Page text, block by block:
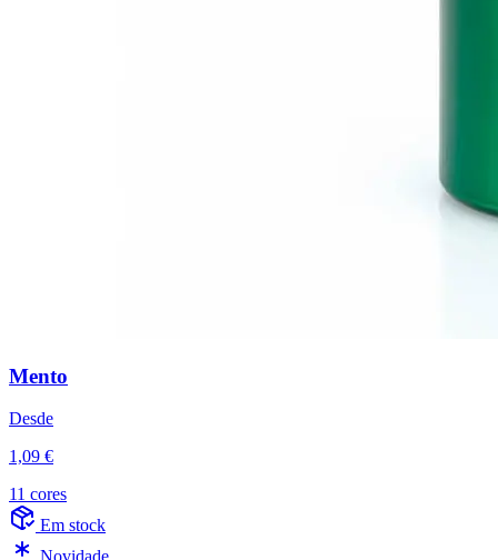
Mento
Desde
1,09 €
11 cores
Em stock